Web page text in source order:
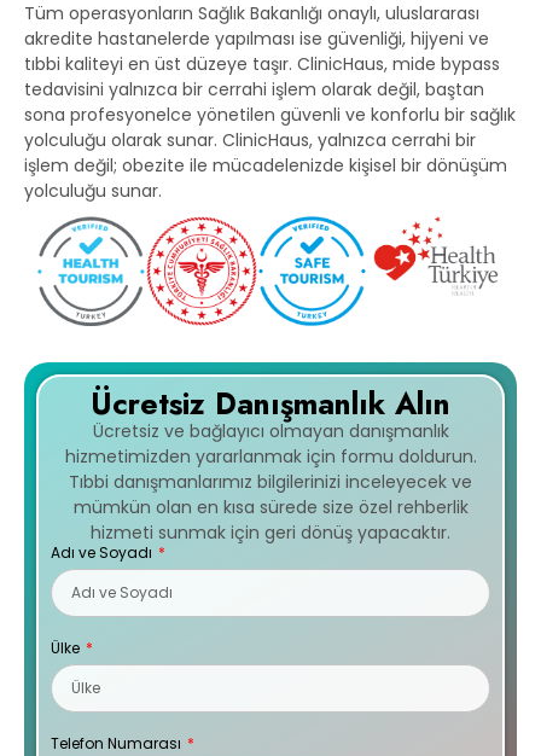
Tüm operasyonların Sağlık Bakanlığı onaylı, uluslararası
akredite hastanelerde yapılması ise güvenliği, hijyeni ve
tıbbi kaliteyi en üst düzeye taşır. ClinicHaus, mide bypass
tedavisini yalnızca bir cerrahi işlem olarak değil, baştan
sona profesyonelce yönetilen güvenli ve konforlu bir sağlık
yolculuğu olarak sunar. ClinicHaus, yalnızca cerrahi bir
işlem değil; obezite ile mücadelenizde kişisel bir dönüşüm
yolculuğu sunar.
Ücretsiz Danışmanlık Alın
Ücretsiz ve bağlayıcı olmayan danışmanlık
hizmetimizden yararlanmak için formu doldurun.
Tıbbi danışmanlarımız bilgilerinizi inceleyecek ve
mümkün olan en kısa sürede size özel rehberlik
hizmeti sunmak için geri dönüş yapacaktır.
Adı ve Soyadı
Ülke
Telefon Numarası